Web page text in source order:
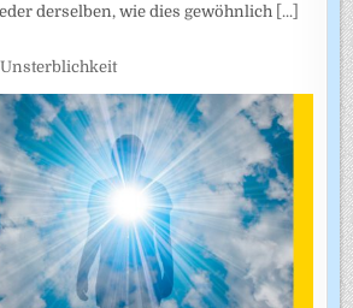
derselben, wie dies gewöhnlich [...]